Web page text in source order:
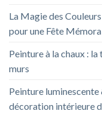
La Magie des
pour une Fête
Peinture à la chaux :
murs
Peinture
décoration intérieure